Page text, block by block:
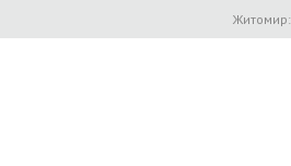
Житомир: